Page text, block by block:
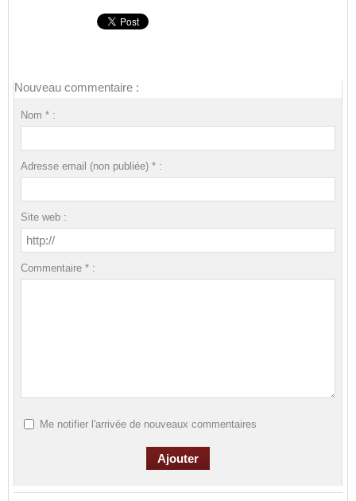
Nouveau commentaire :
Nom * :
Adresse email (non publiée) * :
Site web :
Commentaire * :
Me notifier l'arrivée de nouveaux commentaires